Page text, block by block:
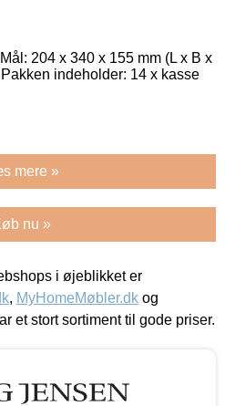
204 x 340 x 155 mm (L x B x
indeholder: 14 x kasse
mere »
nu »
i øjeblikket er
, MyHomeMøbler.dk og
et stort sortiment til gode priser.